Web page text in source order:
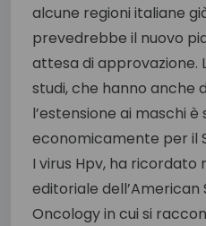
alcune regioni italiane
prevedrebbe il nuovo
attesa di approvazione.
studi, che hanno anche
l’estensione ai maschi è
economicamente per il
I virus Hpv, ha
editoriale dell’American
Oncology in cui si